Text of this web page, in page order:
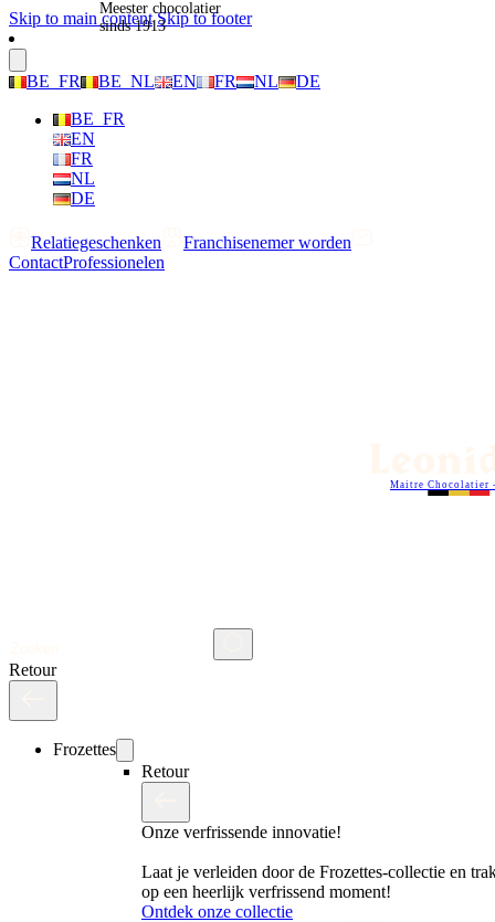
Skip to main content Skip to footer
BE_FR BE_NL EN FR NL
DE
BE_FR
EN
FR
NL
DE
Relatiegeschenken
Franchisenemer worden
ContactProfessionelen
Maitre Chocolatier
Retour
Frozettes
Retour
Onze verfrissende innovatie!
Laat je verleiden door de Frozettes-collectie en
op een heerlijk verfrissend moment!
Ontdek onze collectie
Meester chocolatier
sinds 1913